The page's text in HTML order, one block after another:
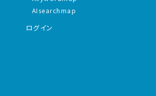
AIsearchmap
ログイン